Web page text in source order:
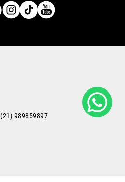
(21) 989859897